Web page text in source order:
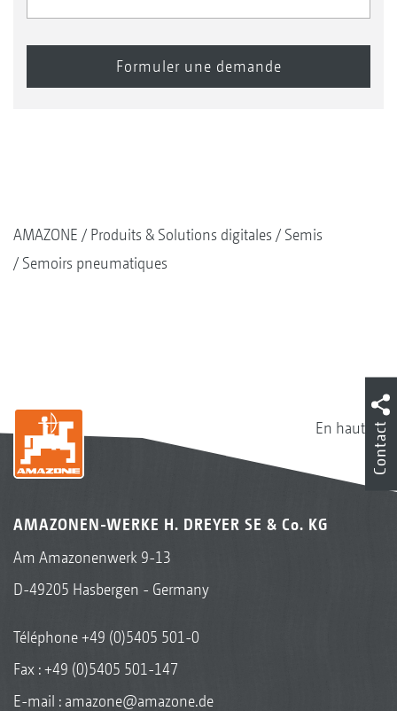
AMAZONE Produits & Solutions digitales
Semis
Semoirs pneumatiques
En haut
AMAZONEN-WERKE H. DREYER SE & Co. KG
Am Amazonenwerk 9-13
D-49205 Hasbergen - Germany
Téléphone+49 (0)5405 501-0
Fax : +49 (0)5405 501-147
E-mail : amazone@amazone.de
Contact